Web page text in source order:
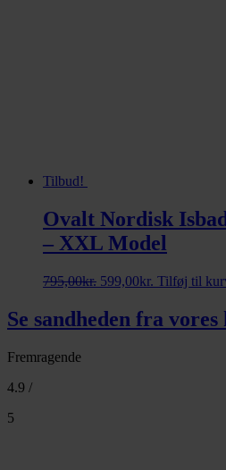
Tilbud!
Ovalt Nordisk
– XXL Model
795,00kr. Den
pris
var:
599,00kr. Den
er:
Tilføj til
Se sandheden fra
Fremragende
4.9 /
5